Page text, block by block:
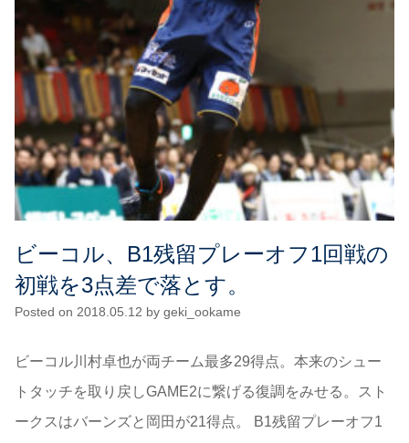
ビーコル、B1残留プレーオフ1回戦の
初戦を3点差で落とす。
Posted on 2018.05.12 by geki_ookame
ビーコル川村卓也が両チーム最多29得点。本来のシュー
トタッチを取り戻しGAME2に繋げる復調をみせる。スト
ークスはバーンズと岡田が21得点。 B1残留プレーオフ1